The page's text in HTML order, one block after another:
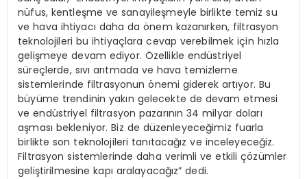
nüfus, kentleşme ve sanayileşmeyle birlikte temiz su
ve hava ihtiyacı daha da önem kazanırken, filtrasyon
teknolojileri bu ihtiyaçlara cevap verebilmek için hızla
gelişmeye devam ediyor. Özellikle endüstriyel
süreçlerde, sıvı arıtmada ve hava temizleme
sistemlerinde filtrasyonun önemi giderek artıyor. Bu
büyüme trendinin yakın gelecekte de devam etmesi
ve endüstriyel filtrasyon pazarının 34 milyar doları
aşması bekleniyor. Biz de düzenleyeceğimiz fuarla
birlikte son teknolojileri tanıtacağız ve inceleyeceğiz.
Filtrasyon sistemlerinde daha verimli ve etkili çözümler
geliştirilmesine kapı aralayacağız” dedi.